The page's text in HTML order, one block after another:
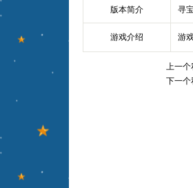
版本简介 寻
游戏介绍 游
上一个
下一个